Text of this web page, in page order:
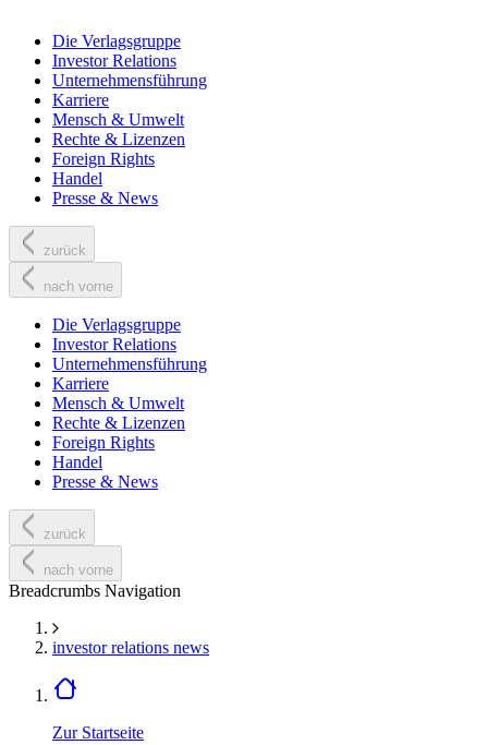
Die Verlagsgruppe
Investor Relations
Unternehmensführung
Karriere
Mensch & Umwelt
Rechte & Lizenzen
Foreign Rights
Handel
Presse & News
zurück
nach vorne
Die Verlagsgruppe
Investor Relations
Unternehmensführung
Karriere
Mensch & Umwelt
Rechte & Lizenzen
Foreign Rights
Handel
Presse & News
zurück
nach vorne
Breadcrumbs Navigation
investor relations news
Zur Startseite